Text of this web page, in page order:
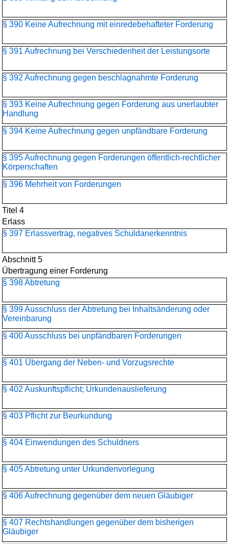
§ 390 Keine Aufrechnung mit einredebehafteter Forderung
§ 391 Aufrechnung bei Verschiedenheit der Leistungsorte
§ 392 Aufrechnung gegen beschlagnahmte Forderung
§ 393 Keine Aufrechnung gegen Forderung aus unerlaubter
Handlung
§ 394 Keine Aufrechnung gegen unpfändbare Forderung
§ 395 Aufrechnung gegen Forderungen öffentlich-rechtlicher
Körperschaften
§ 396 Mehrheit von Forderungen
Titel 4
Erlass
§ 397 Erlassvertrag, negatives Schuldanerkenntnis
Abschnitt 5
Übertragung einer Forderung
§ 398 Abtretung
§ 399 Ausschluss der Abtretung bei Inhaltsänderung oder
Vereinbarung
§ 400 Ausschluss bei unpfändbaren Forderungen
§ 401 Übergang der Neben- und Vorzugsrechte
§ 402 Auskunftspflicht; Urkundenauslieferung
§ 403 Pflicht zur Beurkundung
§ 404 Einwendungen des Schuldners
§ 405 Abtretung unter Urkundenvorlegung
§ 406 Aufrechnung gegenüber dem neuen Gläubiger
§ 407 Rechtshandlungen gegenüber dem bisherigen
Gläubiger